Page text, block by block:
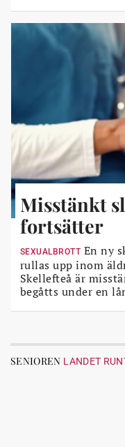
Misstänkt
fortsätter
SEXUALBROTT En ny
rullas upp inom
Skellefteå är
begåtts under en
SENIOREN LANDET